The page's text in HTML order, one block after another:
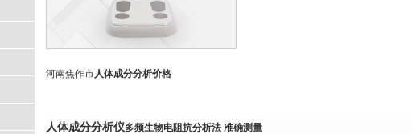
河南焦作市 人体成分分析价格
人体成分分析仪多频生物电阻抗分析法 准确测量